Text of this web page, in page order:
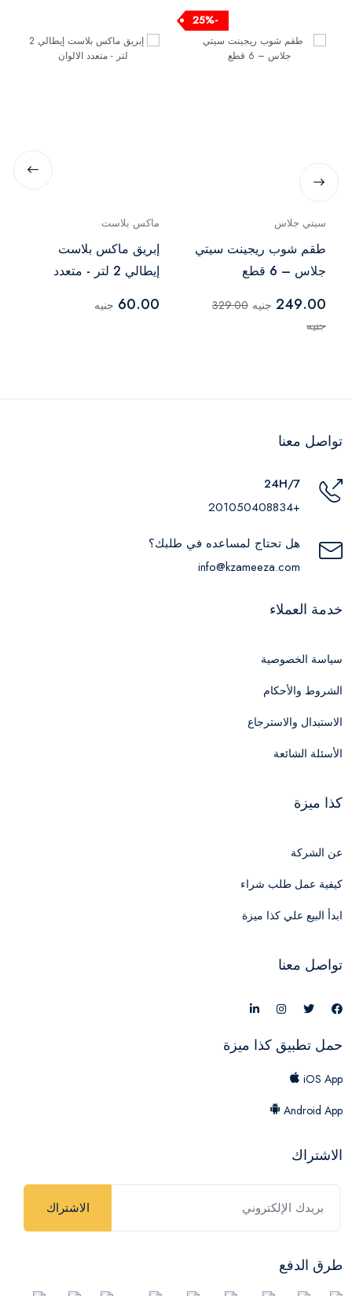
-25%
سيتي جلاس
طقم شوب ريجينت سيتي
جلاس – 6 قطع
249.00 جنيه 329.00
جنيه
ماكس بلاست
إبريق ماكس بلاست
إيطالي 2 لتر - متعدد
60.00 جنيه
تواصل معنا
24H/7
+201050408834
هل تحتاج لمساعده في طلبك؟
info@kzameeza.com
خدمة العملاء
سياسة الخصوصية
الشروط والأحكام
الاستبدال والاسترجاع
الأسئلة الشائعة
كذا ميزة
عن الشركة
كيفية عمل طلب شراء
ابدأ البيع علي كذا ميزة
تواصل معنا
حمل تطبيق كذا ميزة
iOS App
Android App
الاشتراك
الاشتراك
طرق الدفع